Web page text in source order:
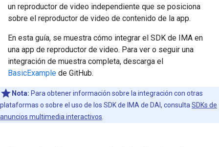
un reproductor de video independiente que se posiciona
sobre el reproductor de video de contenido de la app.
En esta guía, se muestra cómo integrar el SDK de IMA en
una app de reproductor de video. Para ver o seguir una
integración de muestra completa, descarga el
BasicExample de GitHub.
Nota: Para obtener información sobre la integración con otras
plataformas o sobre el uso de los SDK de IMA de DAI, consulta SDKs de
anuncios multimedia interactivos